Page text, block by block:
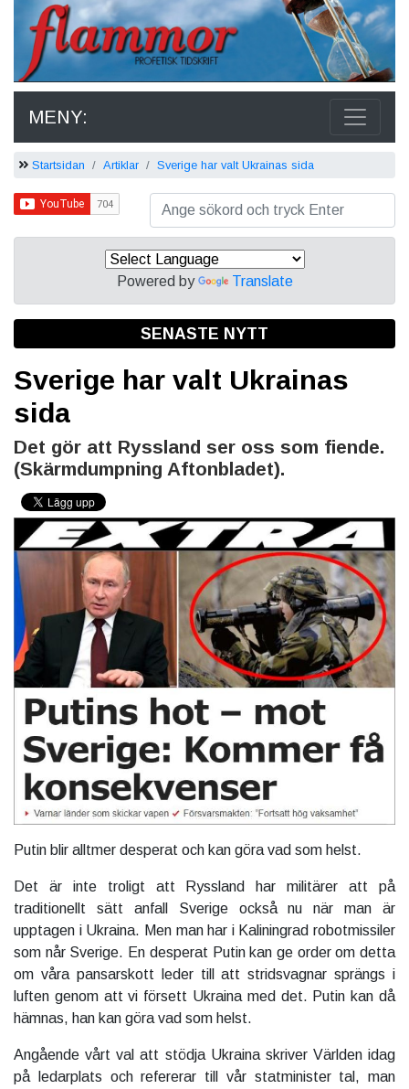
MENY:
Startsidan Artiklar Sverige har valt Ukrainas sida
Powered by Translate
SENASTE NYTT
Sverige har valt Ukrainas
sida
Det gör att Ryssland ser oss som fiende.
(Skärmdumpning Aftonbladet).
Putin blir alltmer desperat och kan göra vad som helst.
Det är inte troligt att Ryssland har militärer att på
traditionellt sätt anfall Sverige också nu när man är
upptagen i Ukraina. Men man har i Kaliningrad robotmissiler
som når Sverige. En desperat Putin kan ge order om detta
om våra pansarskott leder till att stridsvagnar sprängs i
luften genom att vi försett Ukraina med det. Putin kan då
hämnas, han kan göra vad som helst.
Angående vårt val att stödja Ukraina skriver Världen idag
på ledarplats och refererar till vår statminister tal, man